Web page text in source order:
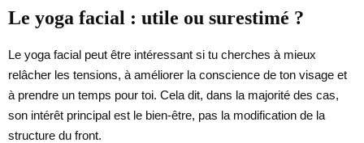
Le yoga facial : utile ou surestimé ?
Le yoga facial peut être intéressant si tu cherches à mieux
relâcher les tensions, à améliorer la conscience de ton visage et
à prendre un temps pour toi. Cela dit, dans la majorité des cas,
son intérêt principal est le bien-être, pas la modification de la
structure du front.